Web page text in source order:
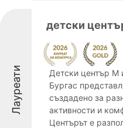
Лауреати
детски
Детски център М
Бургас
създадено за
активности и
Центърът е